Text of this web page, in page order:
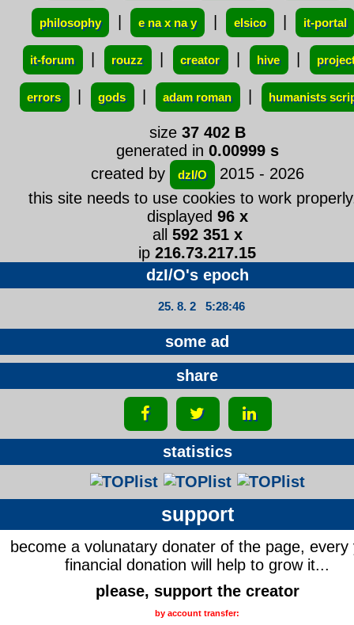
philosophy e na x na y elsico it-portal
it-forum rouzz creator hive
errors gods adam roman humanists
size 37 402 B
generated in 0.00999 s
created by
dzI/O
2015 - 2026
this site needs to use cookies to work
displayed 96 x
all 592 351 x
ip216.73.217.15
dzI/O's epoch
25. 8. 2 5:28:46
some ad
share
statistics
support
become a volunatary donater of the page, every
financial donation will help to grow it...
please, support the creator
by account transfer: